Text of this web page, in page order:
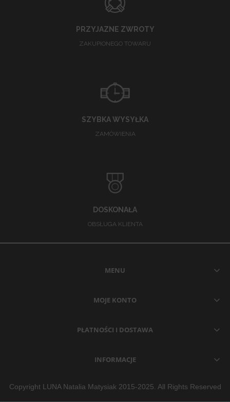
PRZYJAZNE ZWROTY
ZAKUPIONEGO TOWARU
SZYBKA WYSYŁKA
ZAMÓWIENIA
DOSKONAŁA
OBSŁUGA KLIENTA
MENU
MOJE KONTO
PŁATNOŚCI I DOSTAWA
INFORMACJE
Copyright LUNA Natalia Matysiak 2015-2025. All Rights Reserved